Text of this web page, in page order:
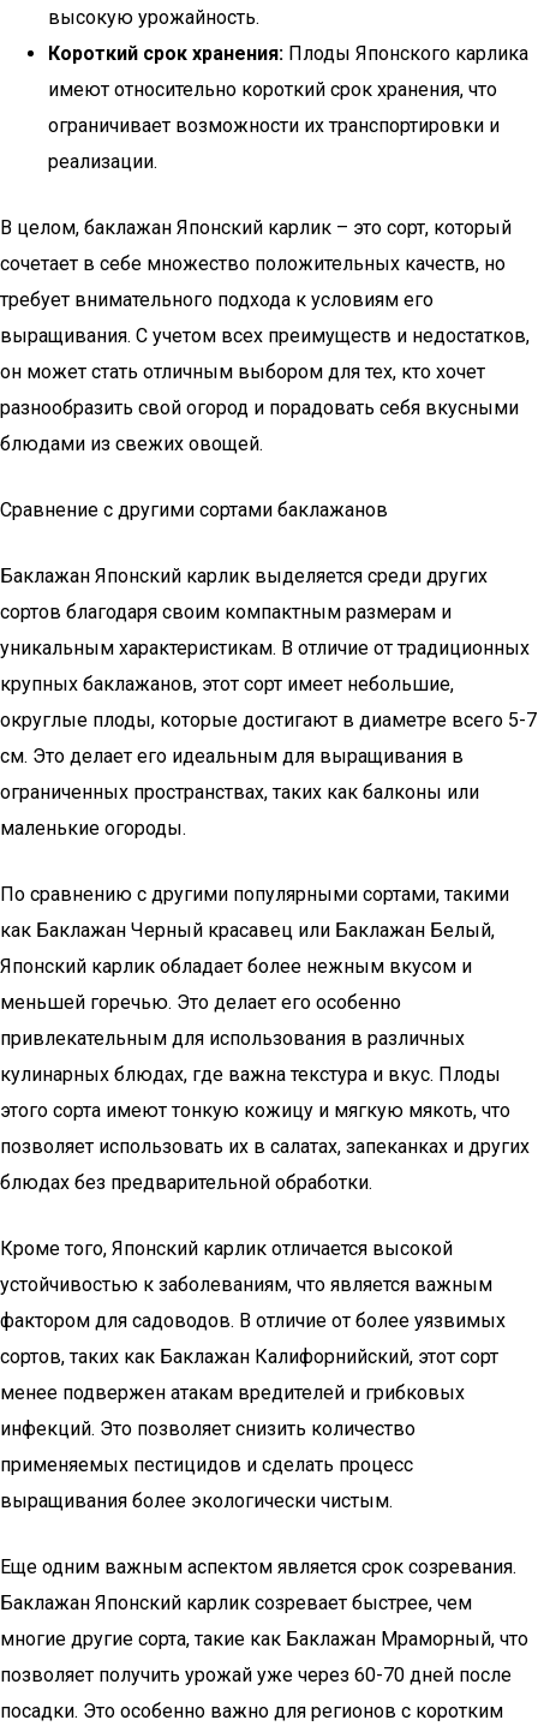
высокую урожайность.
Короткий срок хранения: Плоды Японского карлика
имеют относительно короткий срок хранения, что
ограничивает возможности их транспортировки и
реализации.
В целом, баклажан Японский карлик – это сорт, который
сочетает в себе множество положительных качеств, но
требует внимательного подхода к условиям его
выращивания. С учетом всех преимуществ и недостатков,
он может стать отличным выбором для тех, кто хочет
разнообразить свой огород и порадовать себя вкусными
блюдами из свежих овощей.
Сравнение с другими сортами баклажанов
Баклажан Японский карлик выделяется среди других
сортов благодаря своим компактным размерам и
уникальным характеристикам. В отличие от традиционных
крупных баклажанов, этот сорт имеет небольшие,
округлые плоды, которые достигают в диаметре всего 5-7
см. Это делает его идеальным для выращивания в
ограниченных пространствах, таких как балконы или
маленькие огороды.
По сравнению с другими популярными сортами, такими
как Баклажан Черный красавец или Баклажан Белый,
Японский карлик обладает более нежным вкусом и
меньшей горечью. Это делает его особенно
привлекательным для использования в различных
кулинарных блюдах, где важна текстура и вкус. Плоды
этого сорта имеют тонкую кожицу и мягкую мякоть, что
позволяет использовать их в салатах, запеканках и других
блюдах без предварительной обработки.
Кроме того, Японский карлик отличается высокой
устойчивостью к заболеваниям, что является важным
фактором для садоводов. В отличие от более уязвимых
сортов, таких как Баклажан Калифорнийский, этот сорт
менее подвержен атакам вредителей и грибковых
инфекций. Это позволяет снизить количество
применяемых пестицидов и сделать процесс
выращивания более экологически чистым.
Еще одним важным аспектом является срок созревания.
Баклажан Японский карлик созревает быстрее, чем
многие другие сорта, такие как Баклажан Мраморный, что
позволяет получить урожай уже через 60-70 дней после
посадки. Это особенно важно для регионов с коротким